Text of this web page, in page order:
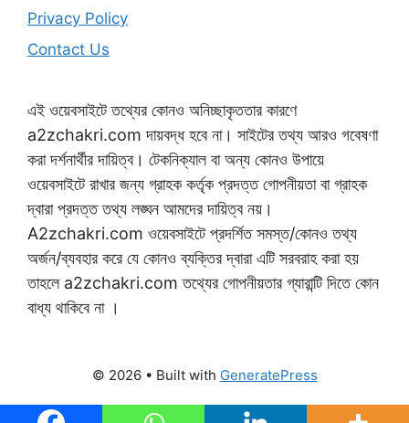
Privacy Policy
Contact Us
এই ওয়েবসাইটে তথ্যের কোনও অনিচ্ছাকৃততার কারণে
a2zchakri.com দায়বদ্ধ হবে না। সাইটের তথ্য আরও গবেষণা
করা দর্শনার্থীর দায়িত্ব। টেকনিক্যাল বা অন্য কোনও উপায়ে
ওয়েবসাইটে রাখার জন্য গ্রাহক কর্তৃক প্রদত্ত গোপনীয়তা বা গ্রাহক
দ্বারা প্রদত্ত তথ্য লঙ্ঘন আমদের দায়িত্ব নয়।
A2zchakri.com ওয়েবসাইটে প্রদর্শিত সমস্ত/কোনও তথ্য
অর্জন/ব্যবহার করে যে কোনও ব্যক্তির দ্বারা এটি সরবরাহ করা হয়
তাহলে a2zchakri.com তথ্যের গোপনীয়তার গ্যারান্টি দিতে কোন
বাধ্য থাকিবে না ।
© 2026 • Built with GeneratePress